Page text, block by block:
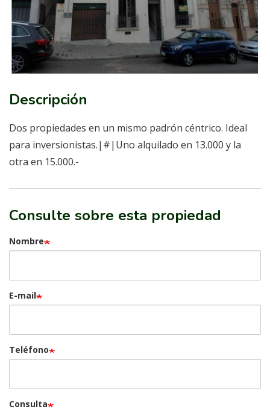
Descripción
Dos propiedades en un mismo padrón céntrico. Ideal
para inversionistas.|#|Uno alquilado en 13.000 y la
otra en 15.000.-
Consulte sobre esta propiedad
Nombre
E-mail
Teléfono
Consulta